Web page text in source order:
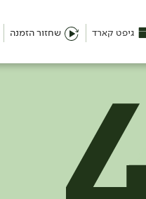
גיפט קארד שחזור הזמנה